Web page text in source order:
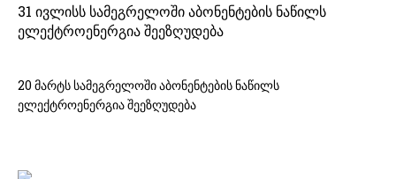
31 ივლისს სამეგრელოში აბონენტების ნაწილს
ელექტროენერგია შეეზღუდება
20 მარტს სამეგრელოში აბონენტების ნაწილს
ელექტროენერგია შეეზღუდება